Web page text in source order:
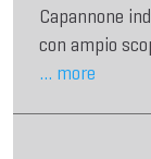
Capannone
con ampio
... more